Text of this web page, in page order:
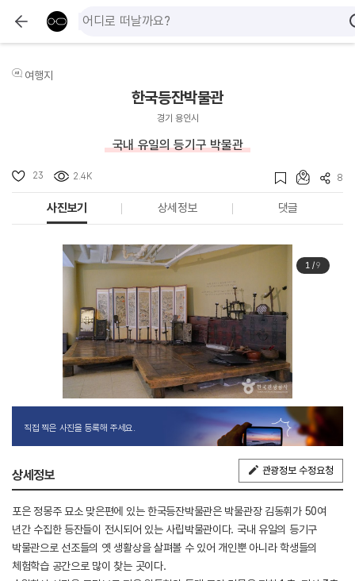
여행지
한국등잔박물관
경기 용인시
국내 유일의 등기구 박물관
23 2.4K 8
사진보기 상세정보 댓글
1/9
직접 찍은 사진을 등록해 주세요.
상세정보 관광정보 수정요청
포은 정몽주 묘소 맞은편에 있는 한국등잔박물관은 박물관장 김동휘가 50여
년간 수집한 등잔들이 전시되어 있는 사립박물관이다. 국내 유일의 등기구
박물관으로 선조들의 옛 생활상을 살펴볼 수 있어 개인뿐 아니라 학생들의
체험학습 공간으로 많이 찾는 곳이다.